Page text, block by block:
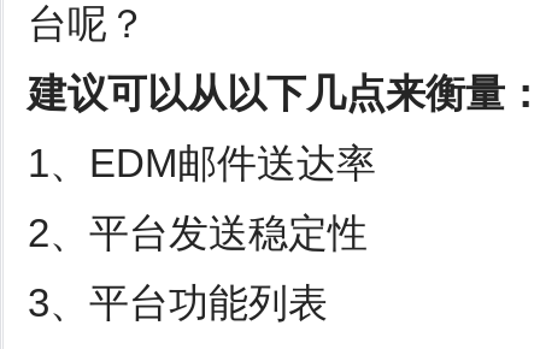
台呢？
建议可以从以下几点来衡量
1、EDM邮件送达率
2、平台发送稳定性
3、平台功能列表